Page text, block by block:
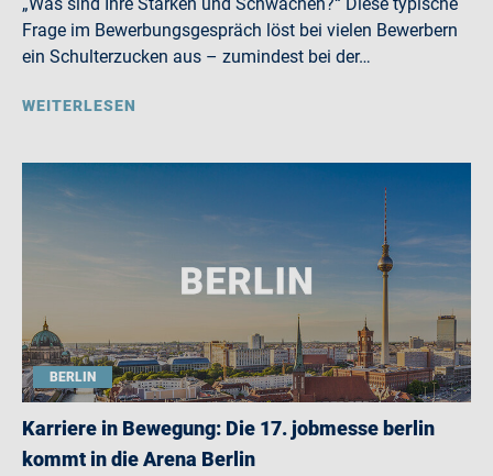
Frage im Bewerbungsgespräch löst bei vielen Bewerbern
ein Schulterzucken aus – zumindest bei der…
WEITERLESEN
BERLIN
Karriere in Bewegung: Die 17. jobmesse berlin
kommt in die Arena Berlin